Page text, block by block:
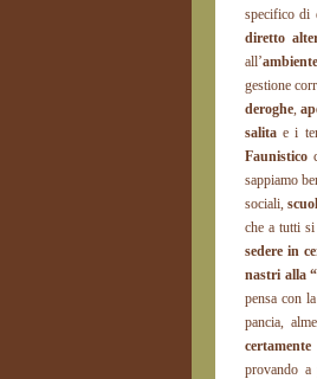
specifico di
diretto
all’ambiente
gestione
deroghe,
salita e i
Faunistico
sappiamo
sociali,
che a tutti si
sedere in
nastri alla
pensa con
pancia,
provando